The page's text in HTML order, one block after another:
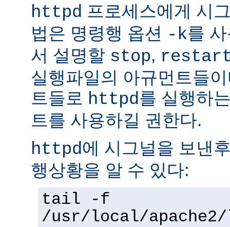
httpd 프로세스에게 시
법은 명령행 옵션 -k를
서 설명할 stop,
실행파일의 아규먼트들
트들로 httpd를 실행하
트를 사용하길 권한다.
httpd에 시그널을 보낸
행상황을 알 수 있다:
tail -f
/usr/local/